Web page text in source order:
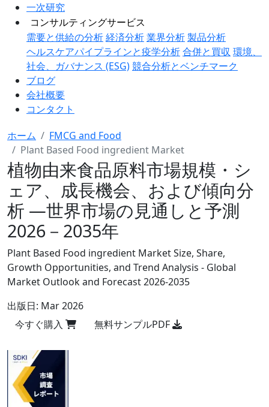
一次研究
コンサルティングサービス
需要と供給の分析経済分析業界分析製品分析
ヘルスケアパイプラインと疫学分析合併と買収 環境、
社会、ガバナンス (ESG)競合分析とベンチマーク
ブログ
会社概要
コンタクト
ホーム
FMCG and Food
Plant Based Food ingredient Market
植物由来食品原料市場規模・シ
ェア、成長機会、および傾向分
析 ―世界市場の見通しと予測
2026－2035年
Plant Based Food ingredient Market Size, Share,
Growth Opportunities, and Trend Analysis - Global
Market Outlook and Forecast 2026-2035
出版日: Mar 2026
今すぐ購入
無料サンプルPDF